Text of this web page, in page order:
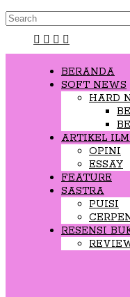
BERANDA
SOFT NEWS
HARD
ARTIKEL
OPINI
ESSAY
FEATURE
SASTRA
PUISI
RESENSI